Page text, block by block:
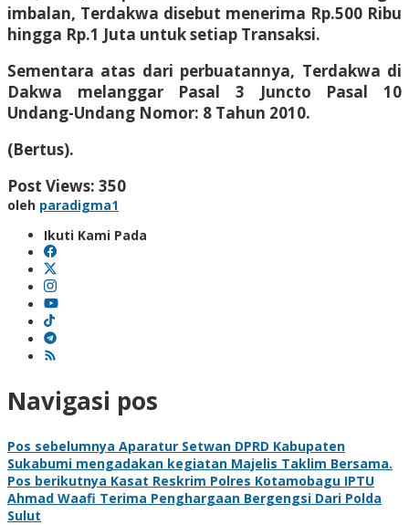
imbalan, Terdakwa disebut menerima Rp.500 Ribu
hingga Rp.1 Juta untuk setiap Transaksi.
Sementara atas dari perbuatannya, Terdakwa di
Dakwa melanggar Pasal 3 Juncto Pasal 10
Undang-Undang Nomor: 8 Tahun 2010.
(Bertus).
Post Views: 350
oleh paradigma1
Ikuti Kami Pada
Navigasi pos
Pos sebelumnya Aparatur Setwan DPRD Kabupaten
Sukabumi mengadakan kegiatan Majelis Taklim Bersama.
Pos berikutnya Kasat Reskrim Polres Kotamobagu IPTU
Ahmad Waafi Terima Penghargaan Bergengsi Dari Polda
Sulut